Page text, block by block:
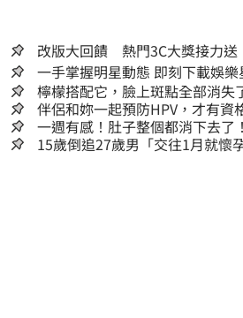
改版大回饋 熱門3C大獎接力送
一手掌握明星動態 即刻
檸檬搭配它，臉上斑點全部消失
伴侶和妳一起預防HPV，才有資
一週有感！肚子整個都消下去了
夠
15歲倒追27歲男「交往1月就